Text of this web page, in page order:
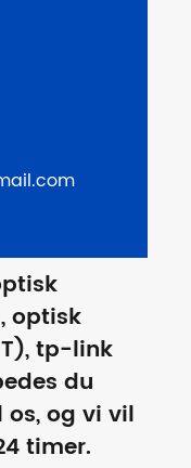
optisk
tp-link
du
og vi vil
timer.